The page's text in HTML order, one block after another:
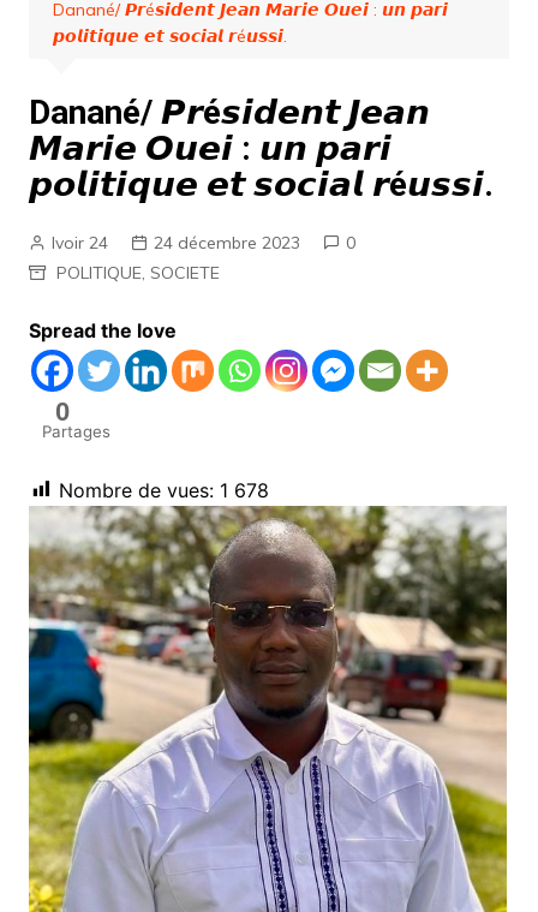
Danané/ 𝙋𝙧é𝙨𝙞𝙙𝙚𝙣𝙩 𝙅𝙚𝙖𝙣 𝙈𝙖𝙧𝙞𝙚 𝙊𝙪𝙚𝙞 : 𝙪𝙣 𝙥𝙖𝙧𝙞
𝙥𝙤𝙡𝙞𝙩𝙞𝙦𝙪𝙚 𝙚𝙩 𝙨𝙤𝙘𝙞𝙖𝙡 𝙧é𝙪𝙨𝙨𝙞.
Danané/ 𝙋𝙧é𝙨𝙞𝙙𝙚𝙣𝙩 𝙅𝙚𝙖𝙣
𝙈𝙖𝙧𝙞𝙚 𝙊𝙪𝙚𝙞 : 𝙪𝙣 𝙥𝙖𝙧𝙞
𝙥𝙤𝙡𝙞𝙩𝙞𝙦𝙪𝙚 𝙚𝙩 𝙨𝙤𝙘𝙞𝙖𝙡 𝙧é𝙪𝙨𝙨𝙞.
Ivoir 24 24 décembre 2023
0
POLITIQUE, SOCIETE
Spread the love
0
Partages
Nombre de vues: 1 678